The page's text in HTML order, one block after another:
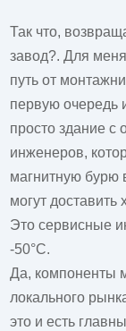
Так что,
завод?. Для
путь от
первую очередь
просто здание с
инженеров,
магнитную бурю
могут доставить
Это сервисные
-50°C.
Да, компоненты
локального
это и есть